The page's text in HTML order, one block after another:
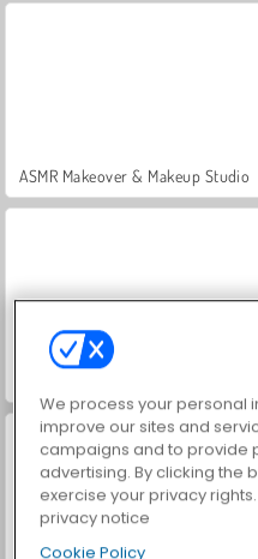
ASMR Makeover & Makeup Studio
We process your personal
improve our sites and
campaigns and to provide
advertising. By clicking the
exercise your privacy
privacy notice
Cookie Policy